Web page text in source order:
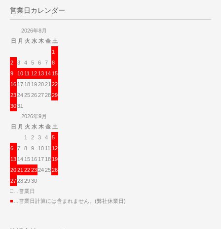
営業日カレンダー
2026年8月
日 月 火 水 木 金 土
1
2
3 4 5 6 7
8
9
10 11 12 13 14 15
16 17 18 192021 22
23242526272829
3031
2026年9月
日 月 火 水 木 金 土
1
2 3 4
5
6
7 8 9 10 11 12
13 14 15 16 17 18 19
2021 2223242526
27282930
□…営業日
■ …営業日計算には含まれません。(弊社休業日)